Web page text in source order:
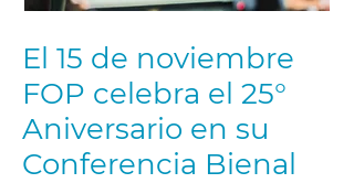
El 15 de noviembre
FOP celebra el 25°
Aniversario en su
Conferencia Bienal